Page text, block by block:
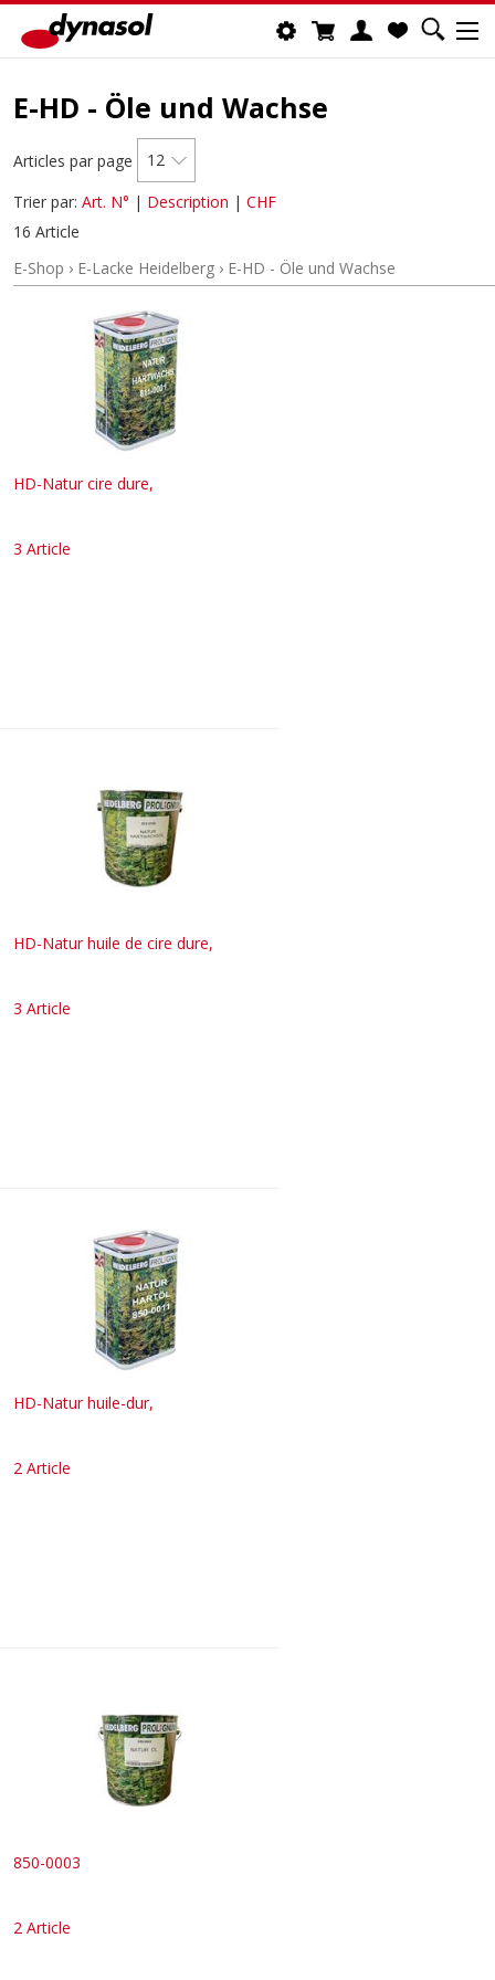
E-HD - Öle und Wachse
Articles par page
12
Trier par: Art. N° | Description | CHF
16 Article
E-Shop › E-Lacke Heidelberg › E-HD - Öle und Wachse
HD-Natur cire dure,
3 Article
HD-Natur huile de cire dure,
3 Article
HD-Natur huile-dur,
2 Article
850-0003
2 Article